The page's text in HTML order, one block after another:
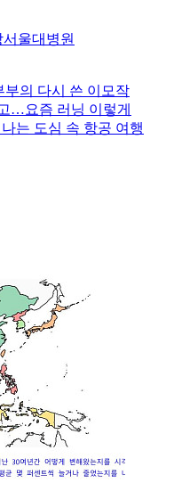
서울대병원
부의 다시 쓴 이모작
…요즘 러닝 이렇게
는 도심 속 항공 여행